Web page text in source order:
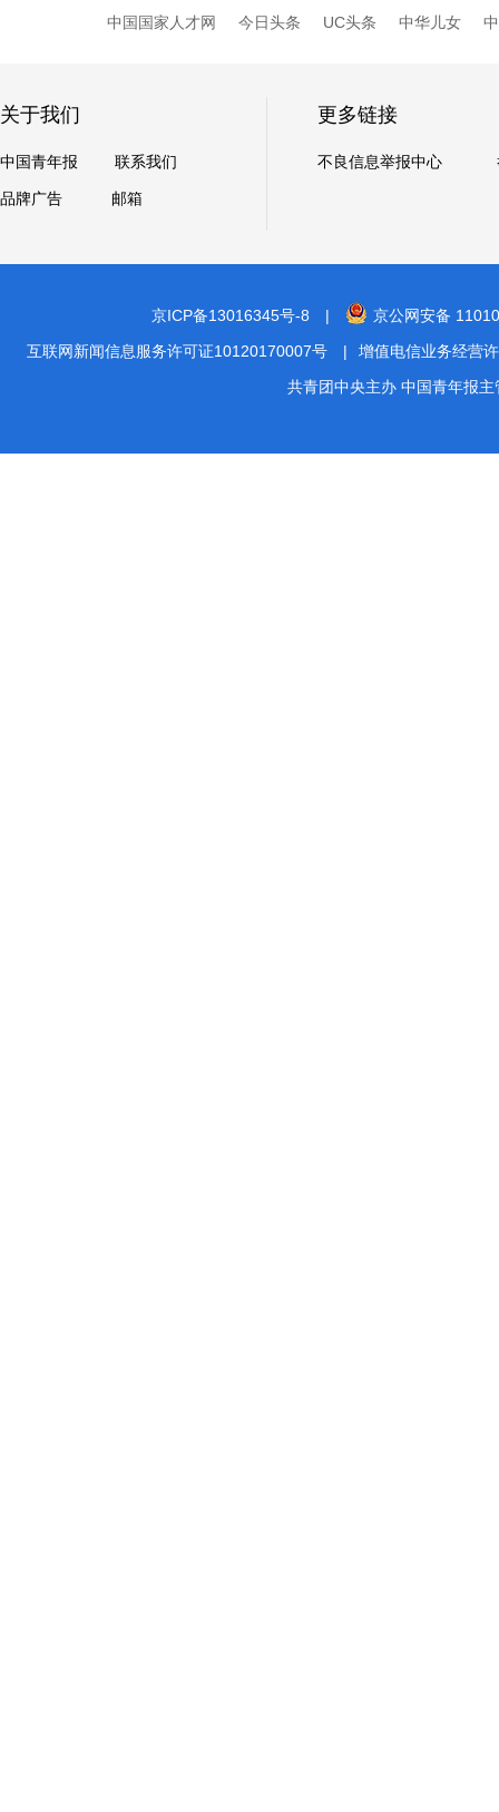
中国国家人才网 今日头条 UC头条 中华儿女
关于我们
中国青年报 联系我们
品牌广告 邮箱
更多链接
不良信息举报中心
京ICP备13016345号-8 |
京公网安备
互联网新闻信息服务许可证10120170007号
|
增值电信业务经营
共青团中央主办 中国青年报